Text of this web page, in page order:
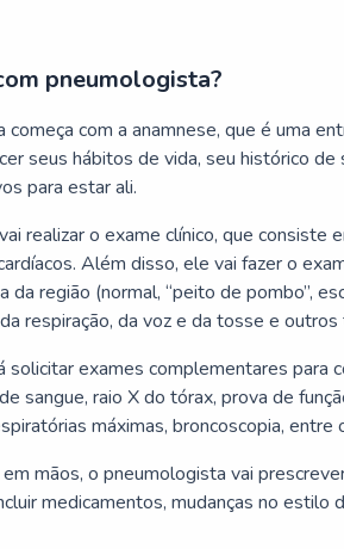
pneumologista?
com a anamnese, que é uma
seus hábitos de vida, seu histórico
para estar ali.
realizar o exame clínico, que consiste
Além disso, ele vai fazer o
da região (normal, “peito de pombo”,
respiração, da voz e da tosse e
solicitar exames complementares para
sangue, raio X do tórax, prova de
máximas, broncoscopia, entre
mãos, o pneumologista vai
medicamentos, mudanças no estilo